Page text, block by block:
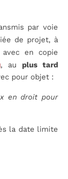
par voie
de projet, à
avec en copie
, au plus tard
pour objet :
en droit pour
la date limite